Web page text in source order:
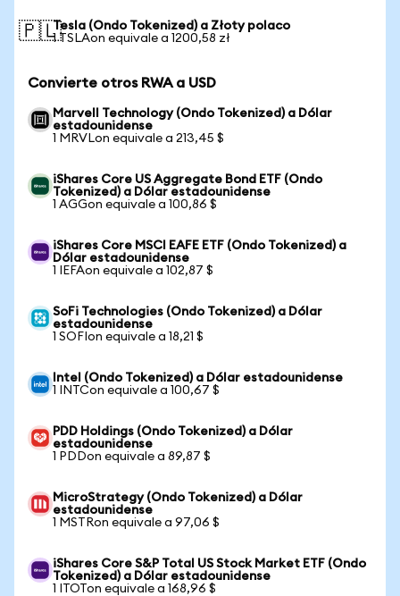
🇵🇱Tesla (Ondo Tokenized) a Złoty polaco
1 TSLAon equivale a 1200,58 zł
Convierte otros RWA a USD
Marvell Technology (Ondo Tokenized) a Dólar
estadounidense
1 MRVLon equivale a 213,45 $
iShares Core US Aggregate Bond ETF (Ondo
Tokenized) a Dólar estadounidense
1 AGGon equivale a 100,86 $
iShares Core MSCI EAFE ETF (Ondo Tokenized) a
Dólar estadounidense
1 IEFAon equivale a 102,87 $
SoFi Technologies (Ondo Tokenized) a Dólar
estadounidense
1 SOFIon equivale a 18,21 $
Intel (Ondo Tokenized) a Dólar estadounidense
1 INTCon equivale a 100,67 $
PDD Holdings (Ondo Tokenized) a Dólar
estadounidense
1 PDDon equivale a 89,87 $
MicroStrategy (Ondo Tokenized) a Dólar
estadounidense
1 MSTRon equivale a 97,06 $
iShares Core S&P Total US Stock Market ETF (Ondo
Tokenized) a Dólar estadounidense
1 ITOTon equivale a 168,96 $